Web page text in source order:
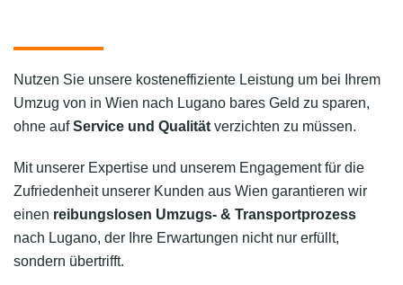
Nutzen Sie unsere kosteneffiziente Leistung um bei Ihrem
Umzug von in Wien nach Lugano bares Geld zu sparen,
ohne aufService und Qualität verzichten zu müssen.
Mit unserer Expertise und unserem Engagement für die
Zufriedenheit unserer Kunden aus Wien garantieren wir
einen reibungslosen Umzugs- & Transportprozess
nach Lugano, der Ihre Erwartungen nicht nur erfüllt,
sondern übertrifft.